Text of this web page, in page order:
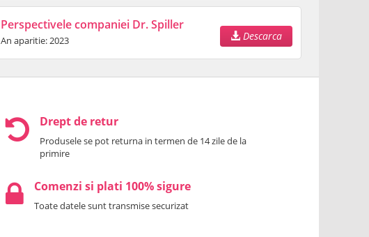
Perspectivele companiei Dr. Spiller
An aparitie: 2023 Descarca
Drept de retur
Produsele se pot returna in termen de 14 zile de la
primire
Comenzi si plati 100% sigure
Toate datele sunt transmise securizat